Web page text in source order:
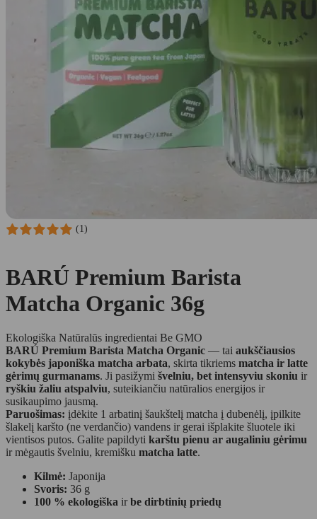
(1)
BARÚ Premium Barista
Matcha Organic 36g
Ekologiška Natūralūs ingredientai Be GMO
BARÚ Premium Barista Matcha Organic — tai aukščiausios
kokybės japoniška matcha arbata, skirta tikriems matcha ir latte
gėrimų gurmanams. Ji pasižymi švelniu, bet intensyviu skoniu ir
ryškiu žaliu atspalviu, suteikiančiu natūralios energijos ir
susikaupimo jausmą.
Paruošimas: įdėkite 1 arbatinį šaukštelį matcha į dubenėlį, įpilkite
šlakelį karšto (ne verdančio) vandens ir gerai išplakite šluotele iki
vientisos putos. Galite papildyti karštu pienu ar augaliniu gėrimu
ir mėgautis švelniu, kremišku matcha latte.
Kilmė: Japonija
Svoris: 36 g
100 % ekologiška ir be dirbtinių priedų